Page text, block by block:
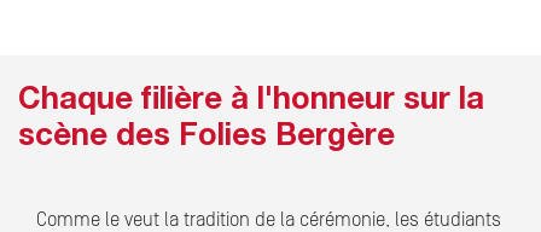
Chaque filière à l'honneur sur la
scène des Folies Bergère
Comme le veut la tradition de la cérémonie, les étudiants